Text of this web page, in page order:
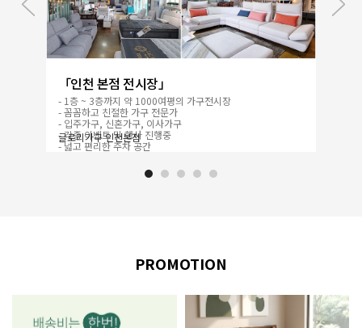
「인천 본점 전시장」
- 1층 ~ 3층까지 약 1000여평의 가구전시장
- 꼼꼼하고 친절한 가구 전문가
- 입주가구, 신혼가구, 이사가구
- 각종 이벤트 및 행사 진행중
- 넓고 편리한 주차 공간
글로리가구 인천본점
PROMOTION